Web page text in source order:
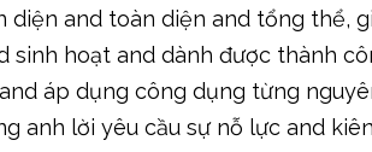
diện and toàn diện and tổng thể,
sinh hoạt and dành được thành
áp dụng công dụng từng
anh lời yêu cầu sự nỗ lực and